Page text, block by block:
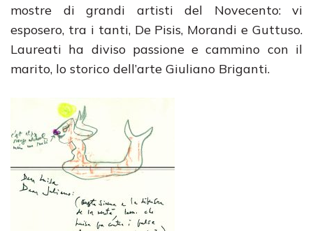
mostre di grandi artisti del Novecento: vi
esposero, tra i tanti, De Pisis, Morandi e Guttuso.
Laureati ha diviso passione e cammino con il
marito, lo storico dell’arte Giuliano Briganti.